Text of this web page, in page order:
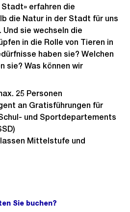
erfahren die
die Natur in der Stadt für uns
sie wechseln die
in die Rolle von Tieren in
haben sie? Welchen
sie? Was können wir
25 Personen
an Gratisführungen für
und Sportdepartements
Mittelstufe und
Sie buchen?